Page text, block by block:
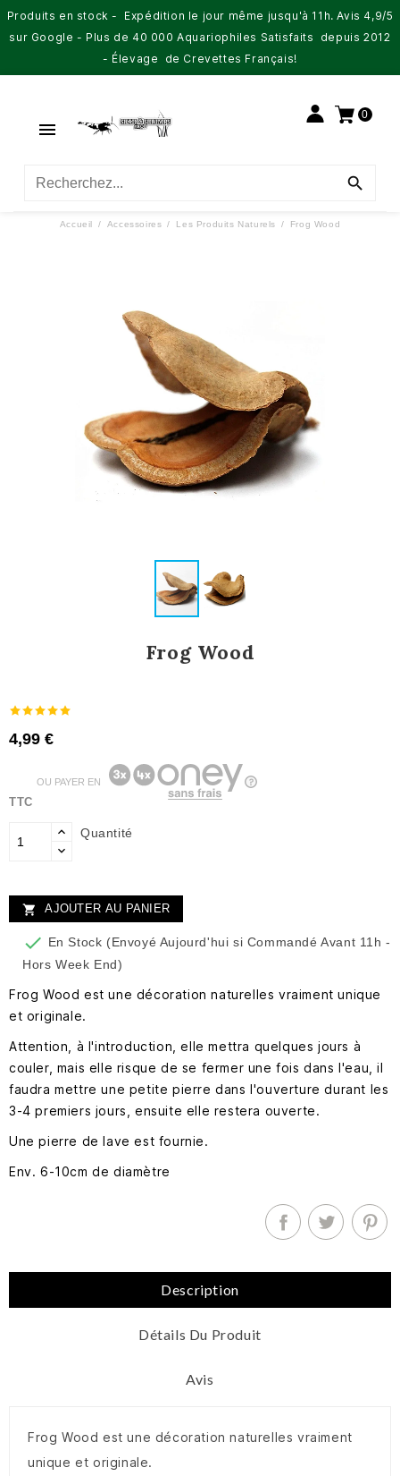
Produits en stock - Expédition le jour même jusqu'à 11h. Avis 4,9/5
sur Google - Plus de 40 000 Aquariophiles Satisfaits depuis 2012
- Élevage de Crevettes Français!

0

Accueil Accessoires Les Produits Naturels Frog Wood
Frog Wood
4,99 €
TTC
OU PAYER EN
Quantité
 AJOUTER AU PANIER
 En Stock (Envoyé Aujourd'hui si Commandé Avant 11h -
Hors Week End)
Frog Wood est une décoration naturelles vraiment unique
et originale.
Attention, à l'introduction, elle mettra quelques jours à
couler, mais elle risque de se fermer une fois dans l'eau, il
faudra mettre une petite pierre dans l'ouverture durant les
3-4 premiers jours, ensuite elle restera ouverte.
Une pierre de lave est fournie.
Env. 6-10cm de diamètre
Description
Détails Du Produit
Avis
Frog Wood est une décoration naturelles vraiment
unique et originale.